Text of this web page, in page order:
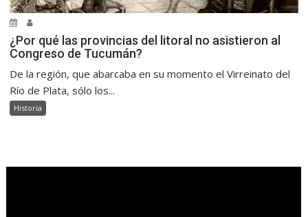
¿Por qué las provincias del litoral no asistieron al
Congreso de Tucumán?
De la región, que abarcaba en su momento el Virreinato del
Río de Plata, sólo los...
Historia